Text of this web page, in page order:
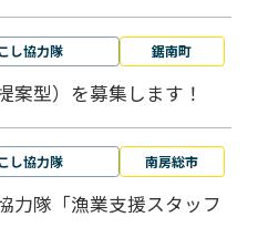
し協力隊 鋸南町
案型）を募集します！
し協力隊 南房総市
力隊「漁業支援スタッフ